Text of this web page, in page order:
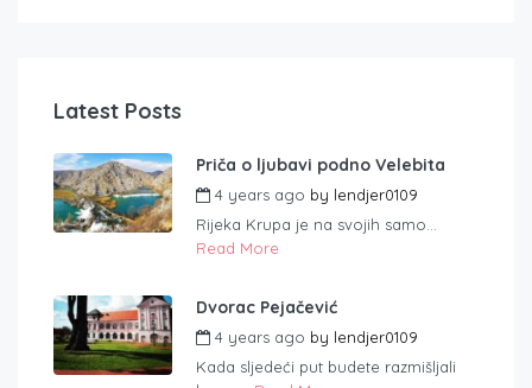
Latest Posts
Priča o ljubavi podno Velebita
4 years ago by lendjer0109
Rijeka Krupa je na svojih samo...
Read More
Dvorac Pejačević
4 years ago by lendjer0109
Kada sljedeći put budete razmišljali